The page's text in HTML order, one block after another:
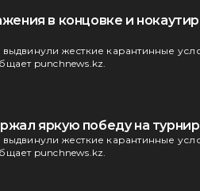
в концовке и
жесткие карантинные
punchnews.kz.
яркую победу на
жесткие карантинные
punchnews.kz.